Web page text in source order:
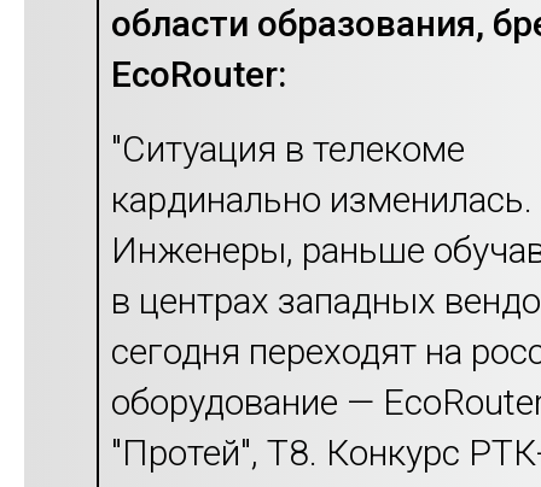
области образования,
EcoRouter:
"Ситуация в телекоме
кардинально изменилась.
Инженеры, раньше
в центрах западных
сегодня переходят на
оборудование —
"Протей", Т8. Конкурс